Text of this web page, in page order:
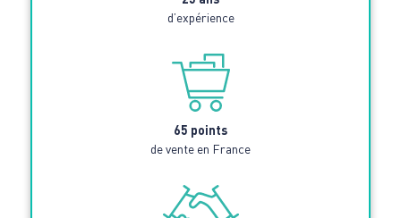
d’expérience
65 points
de vente en France